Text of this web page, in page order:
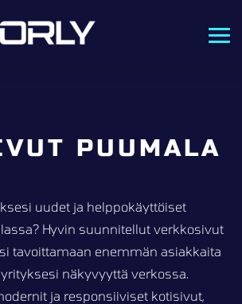
PUUMALA
uudet ja helppokäyttöiset
Hyvin suunnitellut verkkosivut
tavoittamaan enemmän asiakkaita
näkyvyyttä verkossa.
ja responsiiviset kotisivut,